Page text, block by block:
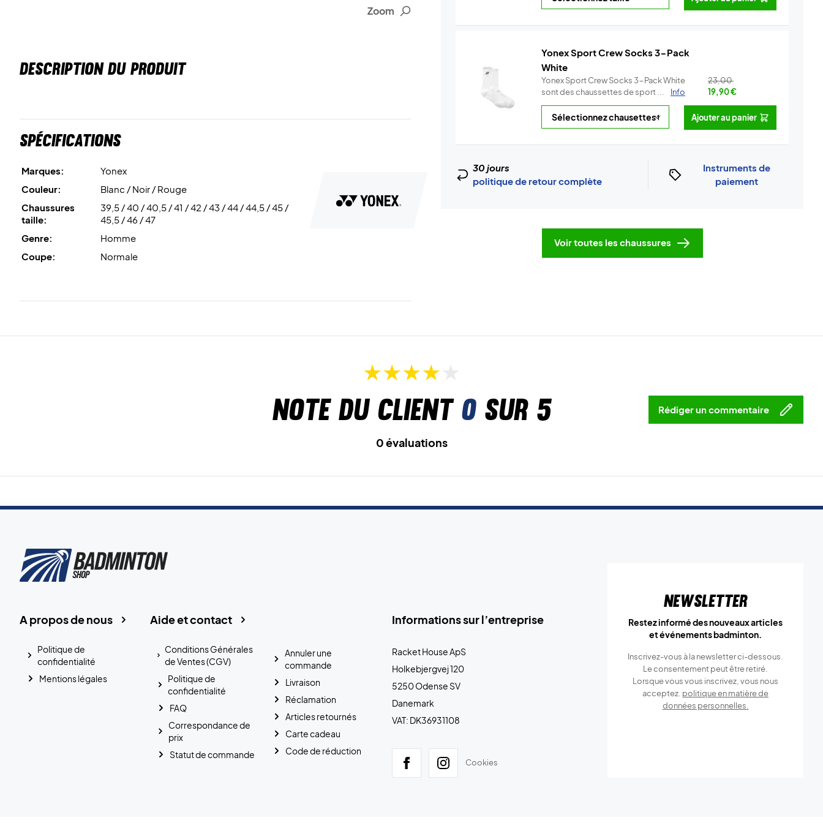
Zoom
DESCRIPTION DU PRODUIT
Spécifications
Marques:
Yonex
Couleur:
Blanc / Noir / Rouge
Chaussures
taille:
39,5 / 40 / 40,5 / 41 / 42 / 43 / 44 / 44,5 / 45 /
45,5 / 46 / 47
Genre:
Homme
Coupe:
Normale
Yonex Sport Crew Socks 3-Pack
White
Yonex Sport Crew Socks 3-Pack White
sont des chaussettes de sport ...
Info
23,00
19,90€
Ajouter au panier
30 jours
politique de retour complète
Instruments de
paiement
Voir toutes les chaussures
Note du client 0sur 5 Rédiger un commentaire
0 évaluations
Informations sur l’entreprise
Racket House ApS
Holkebjergvej 120
5250 Odense SV
Danemark
VAT: DK36931108
Cookies
Aide et contact
Conditions Générales
de Ventes (CGV)
Politique de
confidentialité
FAQ
Correspondance de
prix
Statut de commande
Annuler une
commande
Livraison
Réclamation
Articles retournés
Carte cadeau
Code de réduction
A propos de nous
Politique de
confidentialité
Mentions légales
Newsletter
Restez informé des nouveaux articles
et événements badminton.
Inscrivez-vous à la newsletter ci-dessous.
Le consentement peut être retiré.
Lorsque vous vous inscrivez, vous nous
acceptez. politique en matière de
données personnelles.